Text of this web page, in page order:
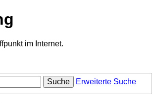
im Internet.
Suche Erweiterte Suche